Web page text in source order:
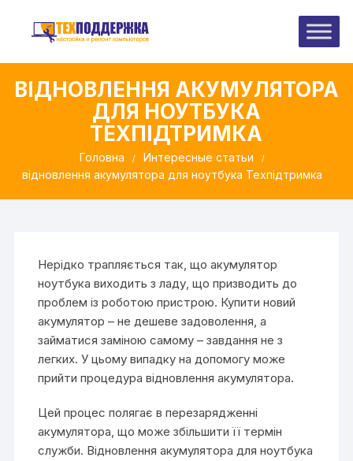
ВІДНОВЛЕННЯ АКУМУЛЯТОРА
ДЛЯ НОУТБУКА
ТЕХПІДТРИМКА
Головна
Интересные статьи
відновлення акумулятора для ноутбука Техпідтримка
Нерідко трапляється так, що акумулятор
ноутбука виходить з ладу, що призводить до
проблем із роботою пристрою. Купити новий
акумулятор – не дешеве задоволення, а
займатися заміною самому – завдання не з
легких. У цьому випадку на допомогу може
прийти процедура відновлення акумулятора.
Цей процес полягає в перезарядженні
акумулятора, що може збільшити її термін
служби. Відновлення акумулятора для ноутбука